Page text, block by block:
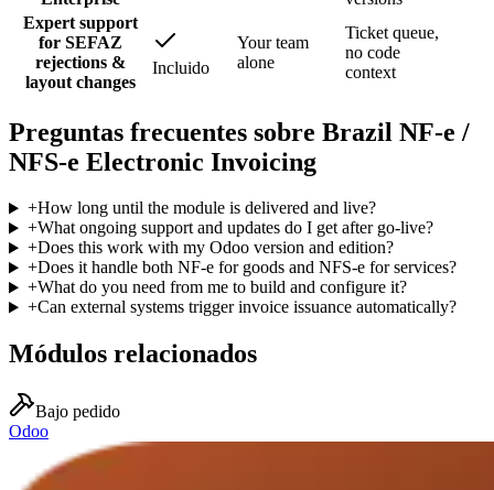
Expert support
for SEFAZ
rejections &
layout changes
Incluido
Your team
alone
Ticket queue,
no code
context
Preguntas frecuentes sobre Brazil NF-e /
NFS-e Electronic Invoicing
+How long until the module is delivered and live?
+What ongoing support and updates do I get after go-live?
+Does this work with my Odoo version and edition?
+Does it handle both NF-e for goods and NFS-e for services?
+What do you need from me to build and configure it?
+Can external systems trigger invoice issuance automatically?
Módulos relacionados
Bajo pedido
Odoo